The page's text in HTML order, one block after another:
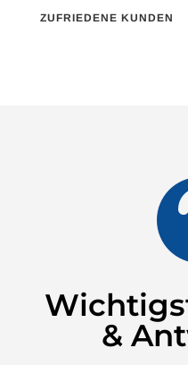
ZUFRIEDENE KUNDEN
&